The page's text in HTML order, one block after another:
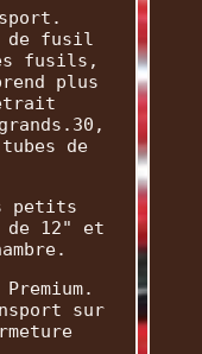
de fusil
fusils,
plus
de
petits
12" et
sur